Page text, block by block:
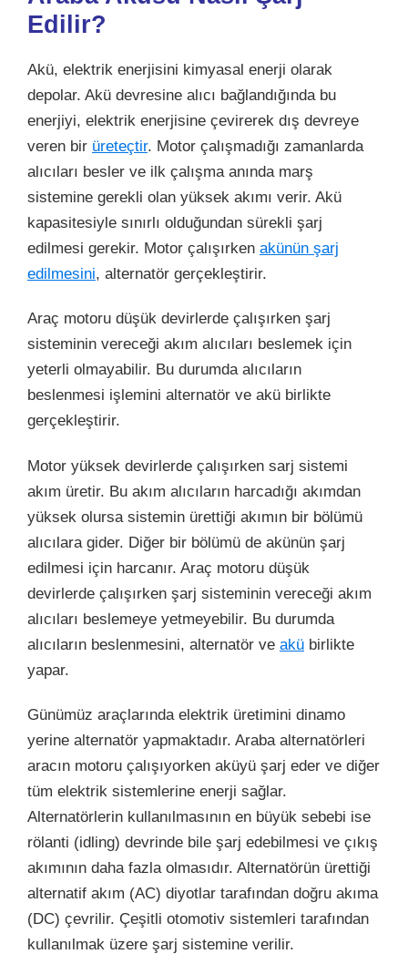
Edilir?
Akü, elektrik enerjisini kimyasal enerji olarak
depolar. Akü devresine alıcı bağlandığında bu
enerjiyi, elektrik enerjisine çevirerek dış devreye
veren bir üreteçtir. Motor çalışmadığı zamanlarda
alıcıları besler ve ilk çalışma anında marş
sistemine gerekli olan yüksek akımı verir. Akü
kapasitesiyle sınırlı olduğundan sürekli şarj
edilmesi gerekir. Motor çalışırken akünün şarj
edilmesini, alternatör gerçekleştirir.
Araç motoru düşük devirlerde çalışırken şarj
sisteminin vereceği akım alıcıları beslemek için
yeterli olmayabilir. Bu durumda alıcıların
beslenmesi işlemini alternatör ve akü birlikte
gerçekleştirir.
Motor yüksek devirlerde çalışırken sarj sistemi
akım üretir. Bu akım alıcıların harcadığı akımdan
yüksek olursa sistemin ürettiği akımın bir bölümü
alıcılara gider. Diğer bir bölümü de akünün şarj
edilmesi için harcanır. Araç motoru düşük
devirlerde çalışırken şarj sisteminin vereceği akım
alıcıları beslemeye yetmeyebilir. Bu durumda
alıcıların beslenmesini, alternatör ve akü birlikte
yapar.
Günümüz araçlarında elektrik üretimini dinamo
yerine alternatör yapmaktadır. Araba alternatörleri
aracın motoru çalışıyorken aküyü şarj eder ve diğer
tüm elektrik sistemlerine enerji sağlar.
Alternatörlerin kullanılmasının en büyük sebebi ise
rölanti (idling) devrinde bile şarj edebilmesi ve çıkış
akımının daha fazla olmasıdır. Alternatörün ürettiği
alternatif akım (AC) diyotlar tarafından doğru akıma
(DC) çevrilir. Çeşitli otomotiv sistemleri tarafından
kullanılmak üzere şarj sistemine verilir.